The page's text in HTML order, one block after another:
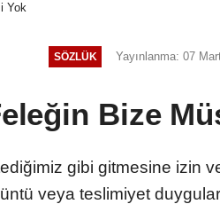
Yok
SÖZLÜK Yayınlanma: 07
Bize
gibi gitmesine izin
veya teslimiyet